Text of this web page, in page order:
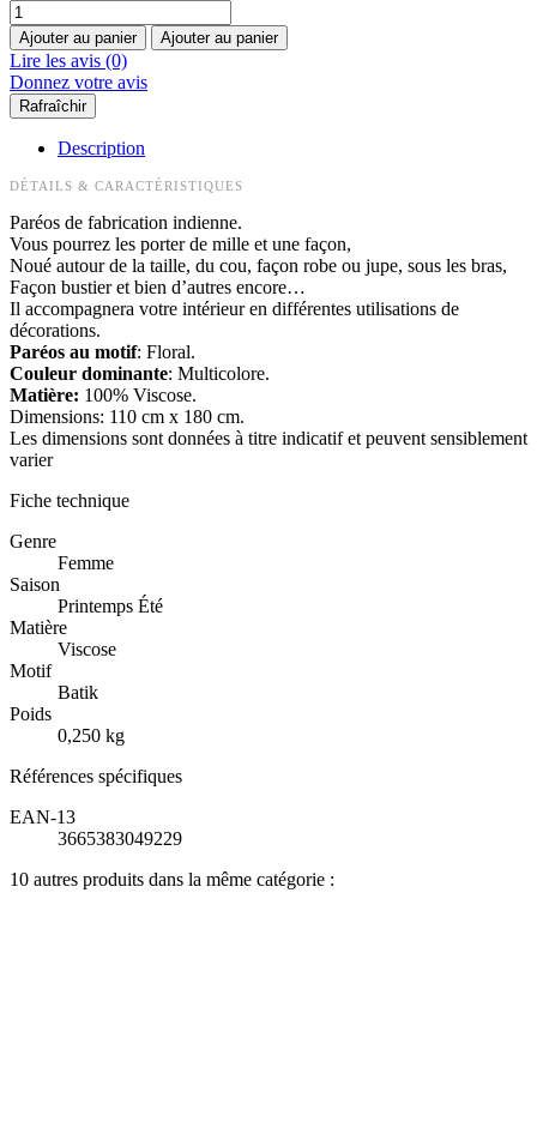
Ajouter au panier Ajouter au panier
Lire les avis (0)
Donnez votre avis
Description
DÉTAILS & CARACTÉRISTIQUES
Paréos de fabrication indienne.
Vous pourrez les porter de mille et une façon,
Noué autour de la taille, du cou, façon robe ou jupe, sous les bras,
Façon bustier et bien d’autres encore…
Il accompagnera votre intérieur en différentes utilisations de
décorations.
Paréos au motif: Floral.
Couleur dominante: Multicolore.
Matière: 100% Viscose.
Dimensions: 110 cm x 180 cm.
Les dimensions sont données à titre indicatif et peuvent sensiblement
varier
Fiche technique
Genre
Femme
Saison
Printemps Été
Matière
Viscose
Motif
Batik
Poids
0,250 kg
Références spécifiques
EAN-13
3665383049229
10 autres produits dans la même catégorie :